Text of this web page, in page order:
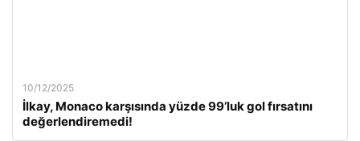
10/12/2025
İlkay, Monaco karşısında yüzde 99’luk gol fırsatını
değerlendiremedi!